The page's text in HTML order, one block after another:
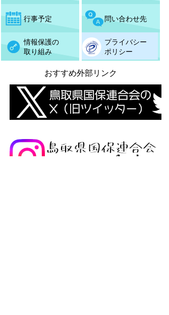
行事予定 問い合わせ先
情報保護の
取り組み
プライバシー
ポリシー
おすすめ外部リンク